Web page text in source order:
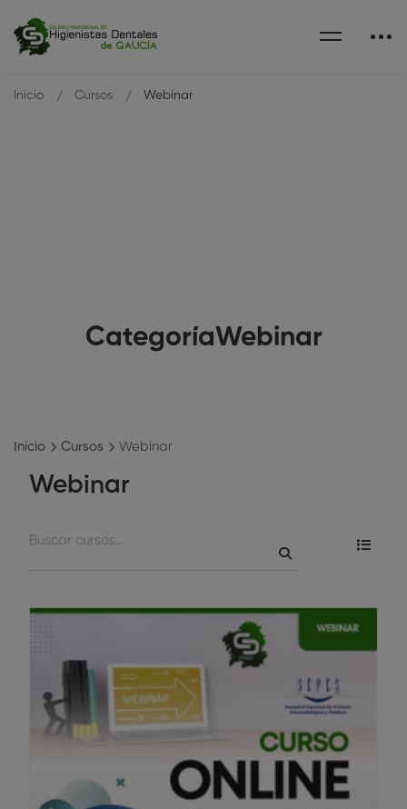
CategoríaWebinar
Inicio Cursos Webinar
Inicio Cursos Webinar
Webinar